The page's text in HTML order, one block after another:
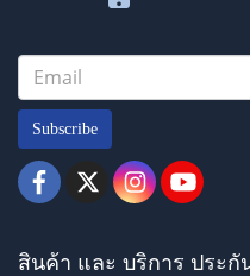
Subscribe
สินค้า และ บริการ ประกั